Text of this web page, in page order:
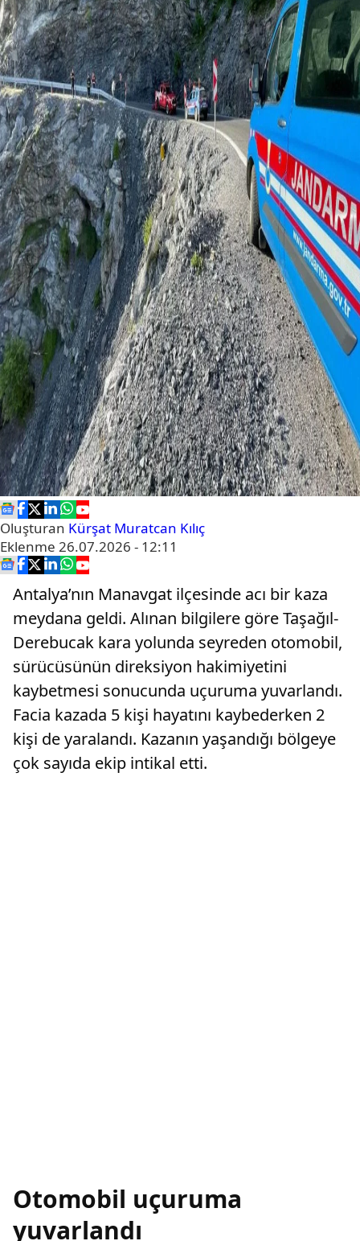
Oluşturan Kürşat Muratcan Kılıç
Eklenme 26.07.2026 - 12:11
Antalya’nın Manavgat ilçesinde acı bir kaza
meydana geldi. Alınan bilgilere göre Taşağıl-
Derebucak kara yolunda seyreden otomobil,
sürücüsünün direksiyon hakimiyetini
kaybetmesi sonucunda uçuruma yuvarlandı.
Facia kazada 5 kişi hayatını kaybederken 2
kişi de yaralandı. Kazanın yaşandığı bölgeye
çok sayıda ekip intikal etti.
Otomobil uçuruma
yuvarlandı